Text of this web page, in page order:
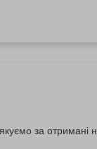
за отримані